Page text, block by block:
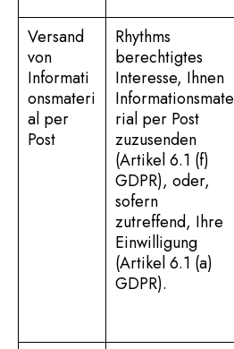
Versand
von
Informati
onsmateri
al per
Post
Rhythms
berechtigtes
Interesse, Ihnen
Informationsmate
rial per Post
zuzusenden
(Artikel 6.1 (f)
GDPR), oder,
sofern
zutreffend, Ihre
Einwilligung
(Artikel 6.1 (a)
GDPR).